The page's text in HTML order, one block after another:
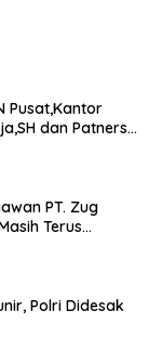
Pusat,Kantor
dan Patners
PT. Zug
Terus
Polri Didesak